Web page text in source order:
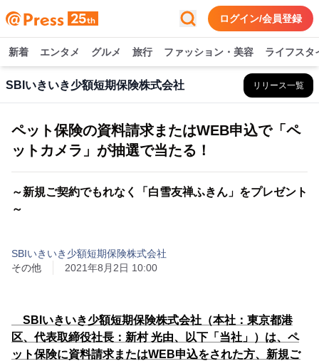
ログイン/会員登録
新着 エンタメ グルメ 旅行 ファッション・美容 ライフスタ
SBIいきいき少額短期保険株式会社 リリース一覧
ペット保険の資料請求またはWEB申込で「ペ
ットカメラ」が抽選で当たる！
～新規ご契約でもれなく「白雪友禅ふきん」をプレゼント
～
SBIいきいき少額短期保険株式会社
その他
2021年8月2日 10:00
SBIいきいき少額短期保険株式会社（本社：東京都港
区、代表取締役社長：新村 光由、以下「当社」）は、ペ
ット保険に資料請求またはWEB申込をされた方、新規ご